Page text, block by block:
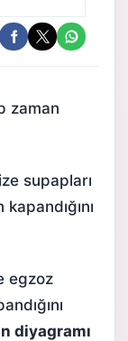
zaman
egzoz
diyagramı